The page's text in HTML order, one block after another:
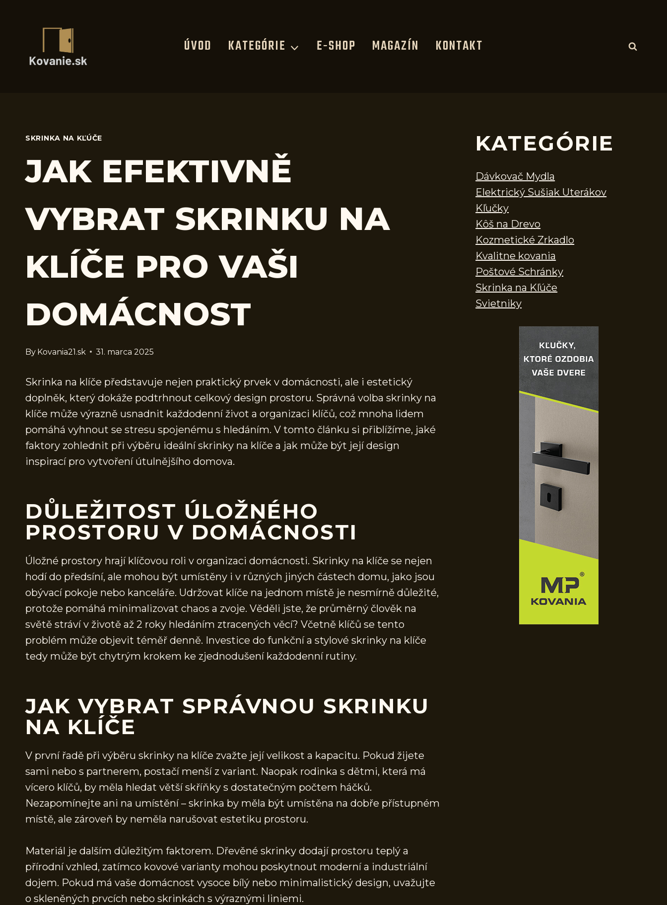
ÚVOD KATEGÓRIE E-SHOP MAGAZÍN KONTAKT
SKRINKA NA KĽÚČE
JAK EFEKTIVNĚ
VYBRAT SKRINKU NA
KLÍČE PRO VAŠI
DOMÁCNOST
By Kovania21.sk 31. marca 2025
Skrinka na klíče představuje nejen praktický prvek v domácnosti, ale i estetický
doplněk, který dokáže podtrhnout celkový design prostoru. Správná volba skrinky na
klíče může výrazně usnadnit každodenní život a organizaci klíčů, což mnoha lidem
pomáhá vyhnout se stresu spojenému s hledáním. V tomto článku si přiblížíme, jaké
faktory zohlednit při výběru ideální skrinky na klíče a jak může být její design
inspirací pro vytvoření útulnějšího domova.
DŮLEŽITOST ÚLOŽNÉHO
PROSTORU V DOMÁCNOSTI
Úložné prostory hrají klíčovou roli v organizaci domácnosti. Skrinky na klíče se nejen
hodí do předsíní, ale mohou být umístěny i v různých jiných částech domu, jako jsou
obývací pokoje nebo kanceláře. Udržovat klíče na jednom místě je nesmírně důležité,
protože pomáhá minimalizovat chaos a zvoje. Věděli jste, že průměrný člověk na
světě stráví v životě až 2 roky hledáním ztracených věcí? Včetně klíčů se tento
problém může objevit téměř denně. Investice do funkční a stylové skrinky na klíče
tedy může být chytrým krokem ke zjednodušení každodenní rutiny.
JAK VYBRAT SPRÁVNOU SKRINKU
NA KLÍČE
V první řadě při výběru skrinky na klíče zvažte její velikost a kapacitu. Pokud žijete
sami nebo s partnerem, postačí menší z variant. Naopak rodinka s dětmi, která má
vícero klíčů, by měla hledat větší skříňky s dostatečným počtem háčků.
Nezapomínejte ani na umístění – skrinka by měla být umístěna na dobře přístupném
místě, ale zároveň by neměla narušovat estetiku prostoru.
Materiál je dalším důležitým faktorem. Dřevěné skrinky dodají prostoru teplý a
přírodní vzhled, zatímco kovové varianty mohou poskytnout moderní a industriální
dojem. Pokud má vaše domácnost vysoce bílý nebo minimalistický design, uvažujte
o skleněných prvcích nebo skrinkách s výraznými liniemi.
KATEGÓRIE
Dávkovač Mydla
Elektrický Sušiak Uterákov
Kľučky
Kôš na Drevo
Kozmetické Zrkadlo
Kvalitne kovania
Poštové Schránky
Skrinka na Kľúče
Svietniky